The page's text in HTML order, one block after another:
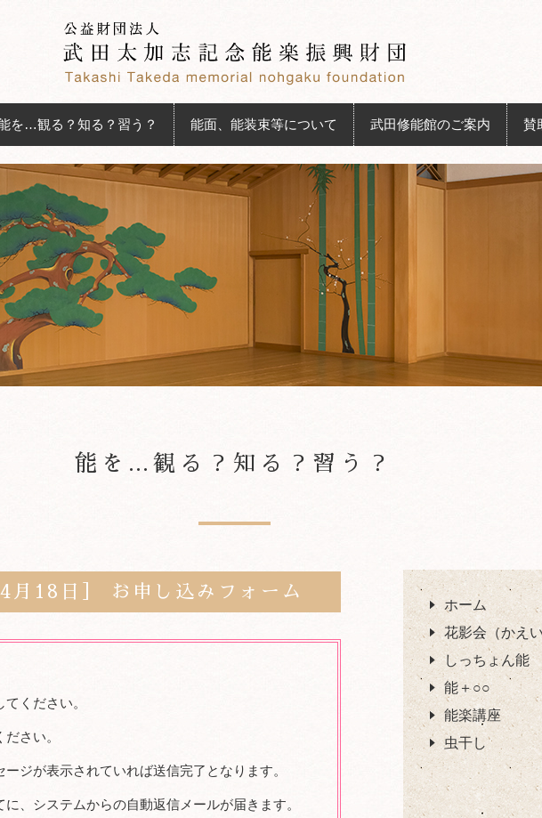
を…観る？知る？習う？ 能面、能装束等について 武田修能館のご案内 賛
能を…観る？知る？習う？
月18日］ お申し込みフォーム
ください。
さい。
ジが表示されていれば送信完了となります。
、システムからの自動返信メールが届きます。
ホーム
花影会（かえ
しっちょん能
能＋○○
能楽講座
虫干し